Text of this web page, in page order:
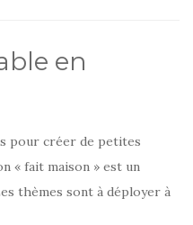
en
pour créer de petites
« fait maison » est un
thèmes sont à déployer à